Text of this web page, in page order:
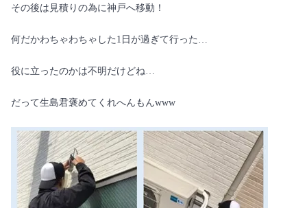
その後は見積りの為に神戸へ移動！
何だかわちゃわちゃした1日が過ぎて行った…
役に立ったのかは不明だけどね…
だって生島君褒めてくれへんもんwww